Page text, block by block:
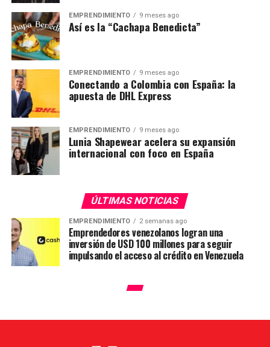
EMPRENDIMIENTO 9 meses ago
Así es la “Cachapa Benedicta”
EMPRENDIMIENTO 9 meses ago
Conectando a Colombia con España: la
apuesta de DHL Express
EMPRENDIMIENTO 9 meses ago
Lunia Shapewear acelera su expansión
internacional con foco en España
ÚLTIMAS NOTICIAS
EMPRENDIMIENTO 2 semanas ago
Emprendedores venezolanos logran una
inversión de USD 100 millones para seguir
impulsando el acceso al crédito en Venezuela